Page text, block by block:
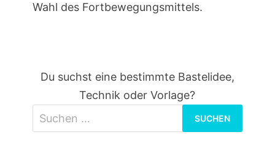
Wahl des Fortbewegungsmittels.
Du suchst eine bestimmte Bastelidee,
Technik oder Vorlage?
nach: